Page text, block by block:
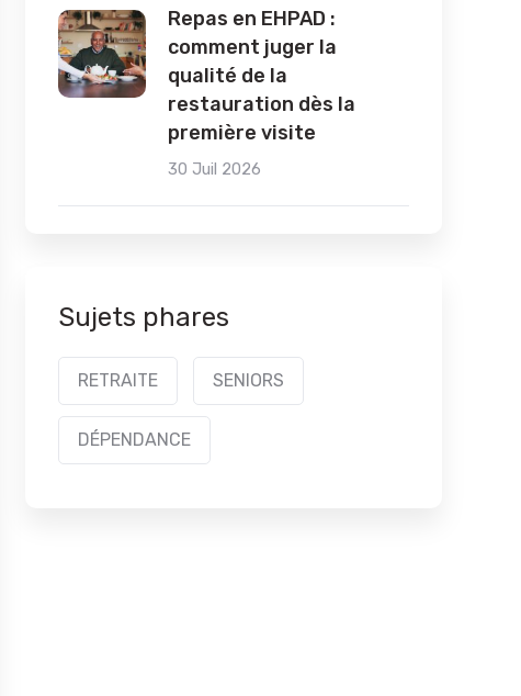
Repas en EHPAD :
comment juger la
qualité de la
restauration dès la
première visite
30 Juil 2026
Sujets phares
RETRAITE SENIORS
DÉPENDANCE